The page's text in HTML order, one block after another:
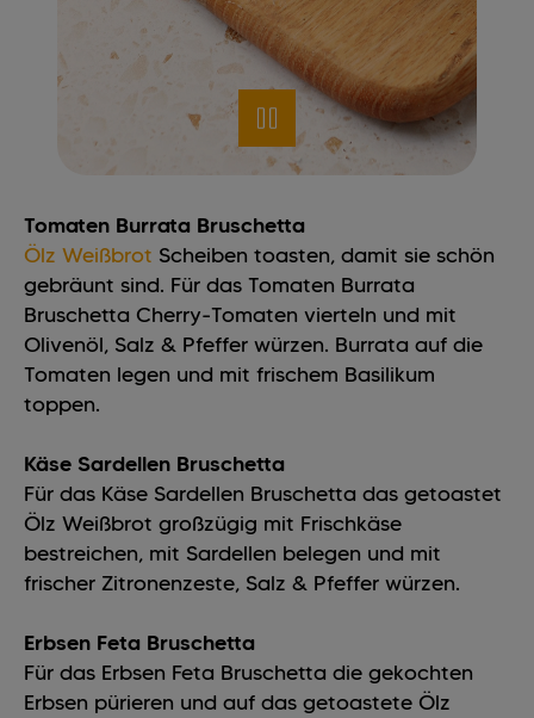
Tomaten Burrata Bruschetta
Ölz Weißbrot Scheiben toasten, damit sie schön
gebräunt sind. Für das Tomaten Burrata
Bruschetta Cherry-Tomaten vierteln und mit
Olivenöl, Salz & Pfeffer würzen. Burrata auf die
Tomaten legen und mit frischem Basilikum
toppen.
Käse Sardellen Bruschetta
Für das Käse Sardellen Bruschetta das getoastet
Ölz Weißbrot großzügig mit Frischkäse
bestreichen, mit Sardellen belegen und mit
frischer Zitronenzeste, Salz & Pfeffer würzen.
Erbsen Feta Bruschetta
Für das Erbsen Feta Bruschetta die gekochten
Erbsen pürieren und auf das getoastete Ölz